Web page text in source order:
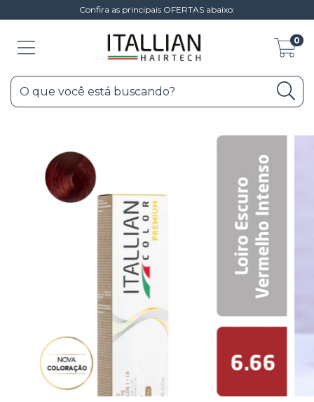
Confira as principais OFERTAS abaixo:
0